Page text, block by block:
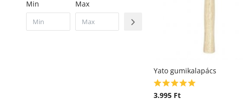
Min Max
Yato gumikalapács
3.995 Ft